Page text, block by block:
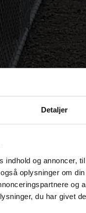
Detaljer
indhold og annoncer,
oplysninger om
og
du har givet